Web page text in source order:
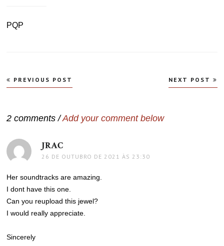
PQP
Navegação
de
PREVIOUS POST NEXT POST
2 comments /Add your comment below
JRAC
26 DE OUTUBRO DE 2021 ÀS 23:30
Her soundtracks are amazing.
I dont have this one.
Can you reupload this jewel?
I would really appreciate.
Sincerely